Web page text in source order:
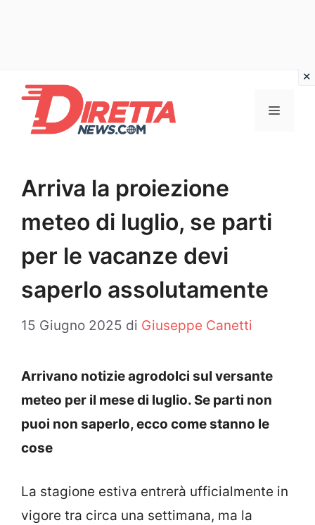
contenuto
Menu
Arriva la proiezione
meteo di luglio, se parti
per le vacanze devi
saperlo assolutamente
15 Giugno 2025 di Giuseppe Canetti
Arrivano notizie agrodolci sul versante
meteo per il mese di luglio. Se parti non
puoi non saperlo, ecco come stanno le
cose
La stagione estiva entrerà ufficialmente in
vigore tra circa una settimana, ma la